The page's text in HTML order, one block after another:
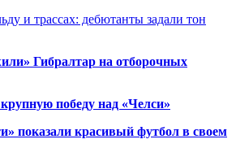
и трассах: дебютанты задали тон
Гибралтар на отборочных
победу над «Челси»
показали красивый футбол в своем